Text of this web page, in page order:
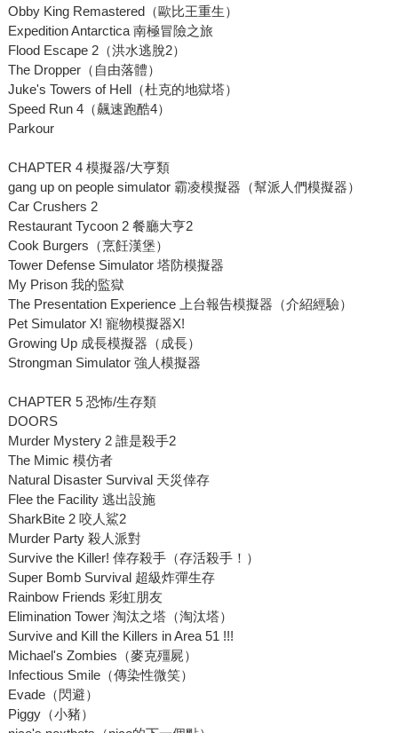
Obby King Remastered（歐比王重生）
Expedition Antarctica 南極冒險之旅
Flood Escape 2（洪水逃脫2）
The Dropper（自由落體）
Juke's Towers of Hell（杜克的地獄塔）
Speed Run 4（飆速跑酷4）
Parkour
CHAPTER 4 模擬器/大亨類
gang up on people simulator 霸凌模擬器（幫派人們模擬器）
Car Crushers 2
Restaurant Tycoon 2 餐廳大亨2
Cook Burgers（烹飪漢堡）
Tower Defense Simulator 塔防模擬器
My Prison 我的監獄
The Presentation Experience 上台報告模擬器（介紹經驗）
Pet Simulator X! 寵物模擬器X!
Growing Up 成長模擬器（成長）
Strongman Simulator 強人模擬器
CHAPTER 5 恐怖/生存類
DOORS
Murder Mystery 2 誰是殺手2
The Mimic 模仿者
Natural Disaster Survival 天災倖存
Flee the Facility 逃出設施
SharkBite 2 咬人鯊2
Murder Party 殺人派對
Survive the Killer! 倖存殺手（存活殺手！）
Super Bomb Survival 超級炸彈生存
Rainbow Friends 彩虹朋友
Elimination Tower 淘汰之塔（淘汰塔）
Survive and Kill the Killers in Area 51 !!!
Michael's Zombies（麥克殭屍）
Infectious Smile（傳染性微笑）
Evade（閃避）
Piggy（小豬）